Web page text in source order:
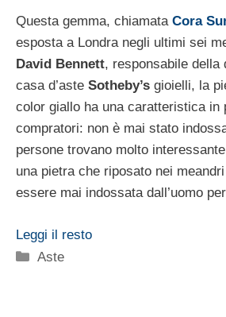
Questa gemma, chiamata Cora
esposta a Londra negli ultimi sei
David Bennett, responsabile della
casa d’aste Sotheby’s gioielli, la
color giallo ha una caratteristica in
compratori: non è mai stato
persone trovano molto
una pietra che riposato nei
essere mai indossata dall’uomo
Leggi il resto
Categorie
Aste